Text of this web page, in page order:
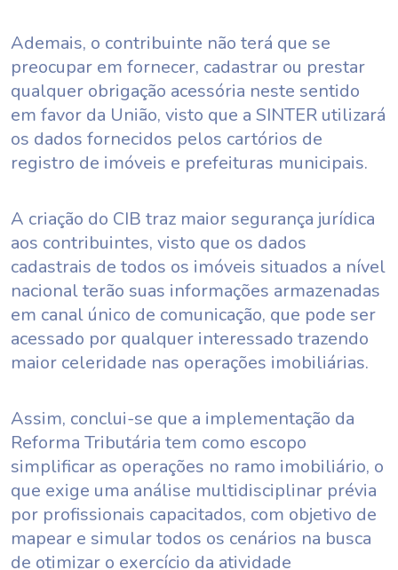
Ademais, o contribuinte não terá que se
preocupar em fornecer, cadastrar ou prestar
qualquer obrigação acessória neste sentido
em favor da União, visto que a SINTER utilizará
os dados fornecidos pelos cartórios de
registro de imóveis e prefeituras municipais.
A criação do CIB traz maior segurança jurídica
aos contribuintes, visto que os dados
cadastrais de todos os imóveis situados a nível
nacional terão suas informações armazenadas
em canal único de comunicação, que pode ser
acessado por qualquer interessado trazendo
maior celeridade nas operações imobiliárias.
Assim, conclui-se que a implementação da
Reforma Tributária tem como escopo
simplificar as operações no ramo imobiliário, o
que exige uma análise multidisciplinar prévia
por profissionais capacitados, com objetivo de
mapear e simular todos os cenários na busca
de otimizar o exercício da atividade